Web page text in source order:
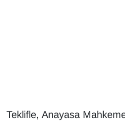
Teklifle, Anayasa
İngilizce